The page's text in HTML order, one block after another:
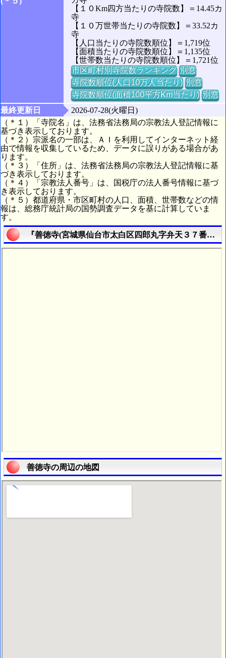
【１０Km四方当たりの寺院数】＝14.45カ
寺
【１０万世帯当たりの寺院数】＝33.52カ
寺
【人口当たりの寺院数順位】＝1,719位
【面積当たりの寺院数順位】＝1,135位
【世帯数当たりの寺院数順位】＝1,721位
市区町村別寺院数ランキング 別窓
寺院数順位(人口10万人当たり) 別窓
寺院数順位(面積100平方Km当たり) 別窓
最終更新日
2026-07-28(火曜日)
（＊１）「寺院名」は、法務省法務局の宗教法人登記情報に
基づき表示しております。
（＊２）宗派名の一部は、ＡＩを利用してインターネット経
由で情報を収集しているため、データに誤りがある場合があ
ります。
（＊３）「住所」は、法務省法務局の宗教法人登記情報に基
づき表示しております。
（＊４）「宗教法人番号」は、国税庁の法人番号情報に基づ
き表示しております。
（＊５）都道府県・市区町村の人口、面積、世帯数などの情
報は、総務庁統計局の国勢調査データを基に計算していま
す。
『善徳寺(宮城県仙台市太白区四郎丸字弁天３７番地)
善徳寺の周辺の地図